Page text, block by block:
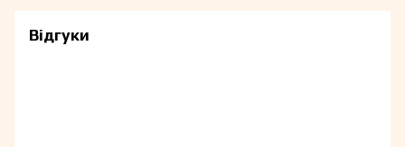
Відгуки